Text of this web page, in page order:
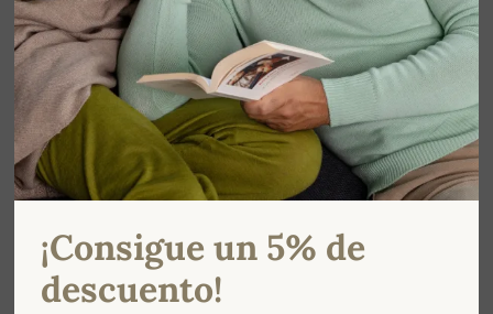
¡Consigue un 5% de
descuento!